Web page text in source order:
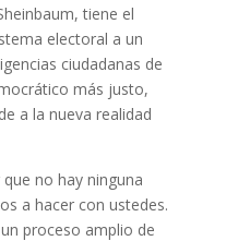
tiene el
electoral a un
ciudadanas de
más justo,
a la nueva realidad
no hay ninguna
a hacer con ustedes.
proceso amplio de